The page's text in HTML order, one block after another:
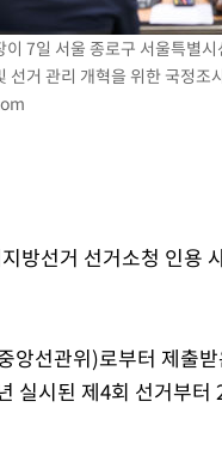
7일 서울 종로구 서울특별
거 관리 개혁을 위한 국정조
방선거 선거소청 인용
앙선관위)로부터 제출
실시된 제4회 선거부터